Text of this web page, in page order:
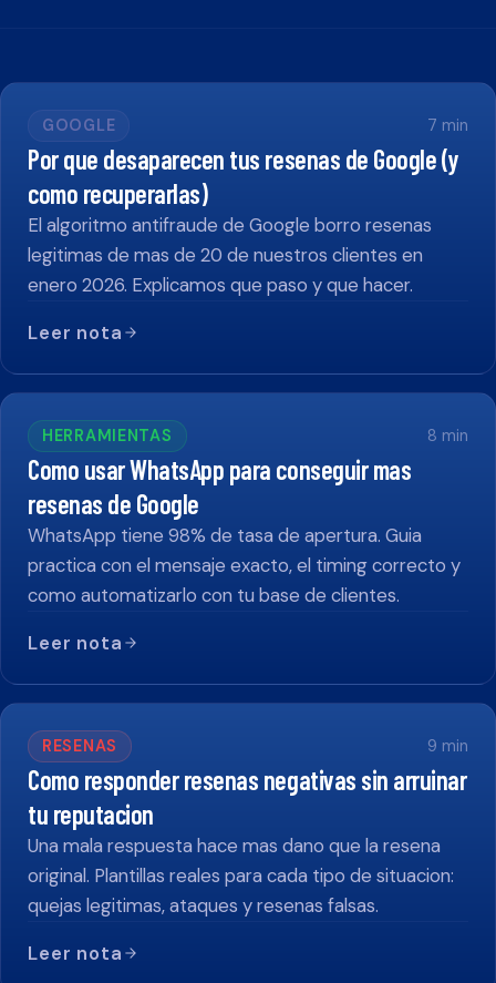
GOOGLE 7 min
Por que desaparecen tus resenas de Google (y
como recuperarlas)
El algoritmo antifraude de Google borro resenas
legitimas de mas de 20 de nuestros clientes en
enero 2026. Explicamos que paso y que hacer.
Leer nota
HERRAMIENTAS 8 min
Como usar WhatsApp para conseguir mas
resenas de Google
WhatsApp tiene 98% de tasa de apertura. Guia
practica con el mensaje exacto, el timing correcto y
como automatizarlo con tu base de clientes.
Leer nota
RESENAS 9 min
Como responder resenas negativas sin arruinar
tu reputacion
Una mala respuesta hace mas dano que la resena
original. Plantillas reales para cada tipo de situacion:
quejas legitimas, ataques y resenas falsas.
Leer nota